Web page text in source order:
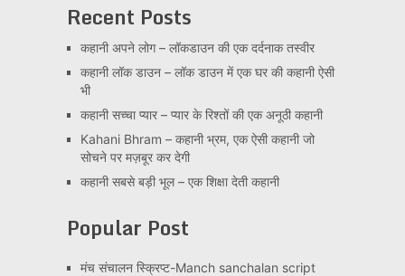
Recent Posts
कहानी अपने लोग – लॉकडाउन की एक दर्दनाक तस्वीर
कहानी लॉक डाउन – लॉक डाउन में एक घर की कहानी ऐसी
भी
कहानी सच्चा प्यार – प्यार के रिश्तों की एक अनूठी कहानी
Kahani Bhram – कहानी भ्रम, एक ऐसी कहानी जो
सोचने पर मज़बूर कर देगी
कहानी सबसे बड़ी भूल – एक शिक्षा देती कहानी
Popular Post
मंच संचालन स्क्रिप्ट-Manch sanchalan script